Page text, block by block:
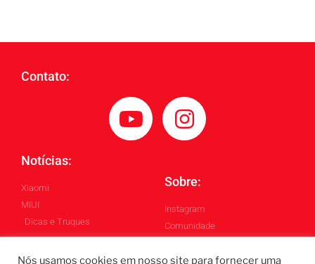
Contato:
Notícias:
Xiaomi
MIUI
Dicas e Truques
Sobre:
Instagram
Comunidade
Nós usamos cookies em nosso site para fornecer uma